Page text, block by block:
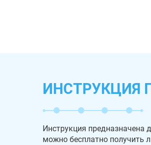
ИНСТРУКЦИЯ
Инструкция предназначена
можно бесплатно получить